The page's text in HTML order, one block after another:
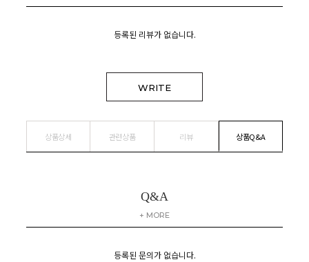
등록된 리뷰가 없습니다.
WRITE
상품상세 관련상품 리뷰 상품Q&A
Q&A
+ MORE
등록된 문의가 없습니다.